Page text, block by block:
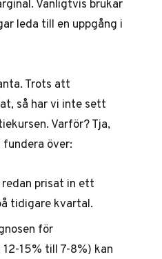
Vanligtvis brukar
leda till en uppgång i
Trots att
så har vi inte sett
Varför? Tja,
över:
redan prisat in ett
tidigare kvartal.
för
15% till 7-8%) kan